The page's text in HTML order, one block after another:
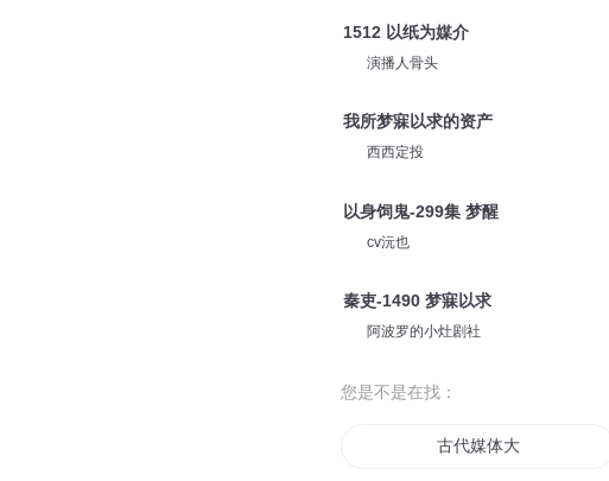
1512 以纸为媒介
演播人骨头
我所梦寐以求的资产
西西定投
以身饲鬼-299集 梦醒
cv沅也
秦吏-1490 梦寐以求
阿波罗的小灶剧社
您是不是在找：
古代媒体大亨